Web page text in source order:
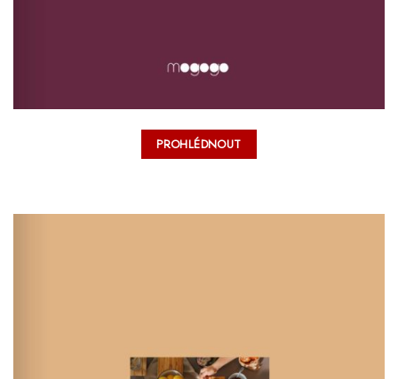
PROHLÉDNOUT